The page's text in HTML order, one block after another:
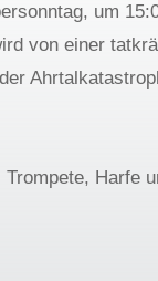
um
von einer
Harfe